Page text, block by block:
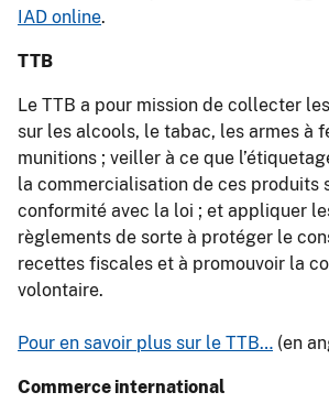
IAD online.
TTB
Le TTB a pour mission de collecter
sur les alcools, le tabac, les armes à
munitions ; veiller à ce que
la commercialisation de ces produits
conformité avec la loi ; et appliquer
règlements de sorte à protéger le
recettes fiscales et à promouvoir la
volontaire.
Pour en savoir plus sur le TTB… (en
Commerce international